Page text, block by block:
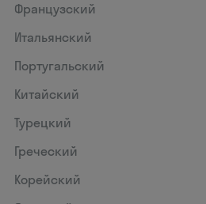
Французский
Итальянский
Португальский
Китайский
Турецкий
Греческий
Корейский